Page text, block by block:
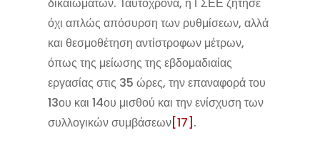
όχι απλώς απόσυρση των ρυθμίσεων, αλλά
και θεσμοθέτηση αντίστροφων μέτρων,
όπως της μείωσης της εβδομαδιαίας
εργασίας στις 35 ώρες, την επαναφορά του
13ου και 14ου μισθού και την ενίσχυση των
συλλογικών συμβάσεων[17] .